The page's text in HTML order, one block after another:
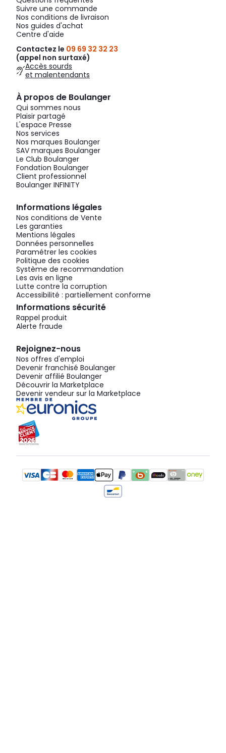
Suivre une commande
Nos conditions de livraison
Nos guides d'achat
Centre d'aide
Contactez le 09 69 32 32 23
(appel non surtaxé)
Accès sourds
et malentendants
À propos de Boulanger
Qui sommes nous
Plaisir partagé
L'espace Presse
Nos services
Nos marques Boulanger
SAV marques Boulanger
Le Club Boulanger
Fondation Boulanger
Client professionnel
Boulanger INFINITY
Informations légales
Nos conditions de Vente
Les garanties
Mentions légales
Données personnelles
Paramétrer les cookies
Politique des cookies
Système de recommandation
Les avis en ligne
Lutte contre la corruption
Accessibilité : partiellement conforme
Informations sécurité
Rappel produit
Alerte fraude
Rejoignez-nous
Nos offres d'emploi
Devenir franchisé Boulanger
Devenir affilié Boulanger
Découvrir la Marketplace
Devenir vendeur sur la Marketplace